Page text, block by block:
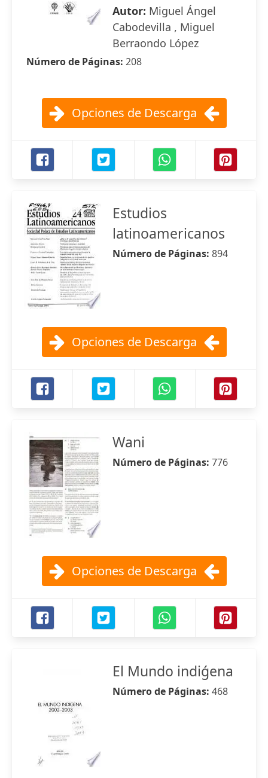
Autor: Miguel Ángel
Cabodevilla , Miguel
Berraondo López
Número de Páginas: 208
Opciones de Descarga
Estudios
latinoamericanos
Número de Páginas: 894
Opciones de Descarga
Wani
Número de Páginas: 776
Opciones de Descarga
El Mundo indiǵena
Número de Páginas: 468